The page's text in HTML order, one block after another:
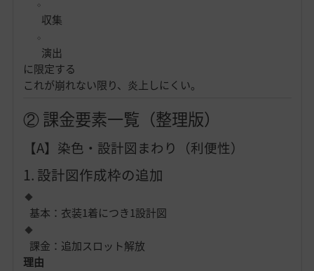
収集
演出
に限定する
これが崩れない限り、炎上しにくい。
② 課金要素一覧（整理版）
【A】染色・設計図まわり（利便性）
1. 設計図作成枠の追加
基本：衣装1着につき1設計図
課金：追加スロット解放
理由